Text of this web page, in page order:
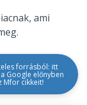
ami
forrásból: itt
Google előnyben
Mfor cikkeit!